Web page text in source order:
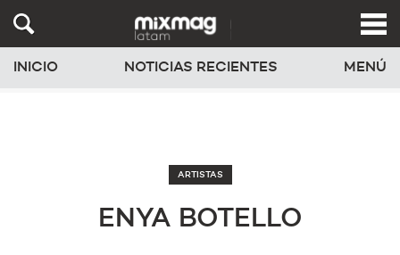
INICIO NOTICIAS RECIENTES MENÚ
ARTISTAS
ENYA BOTELLO